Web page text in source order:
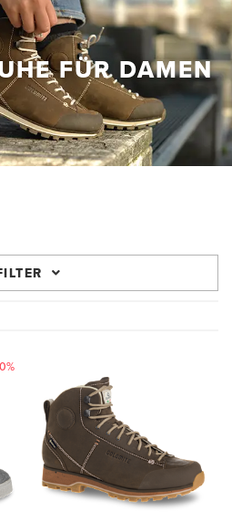
FÜR DAMEN